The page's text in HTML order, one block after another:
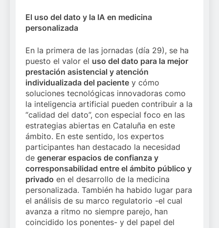
El uso del dato y la IA en medicina
personalizada
En la primera de las jornadas (día 29), se ha
puesto el valor el uso del dato para la mejor
prestación asistencial y atención
individualizada del paciente y cómo
soluciones tecnológicas innovadoras como
la inteligencia artificial pueden contribuir a la
“calidad del dato”, con especial foco en las
estrategias abiertas en Cataluña en este
ámbito. En este sentido, los expertos
participantes han destacado la necesidad
de generar espacios de confianza y
corresponsabilidad entre el ámbito público y
privado en el desarrollo de la medicina
personalizada. También ha habido lugar para
el análisis de su marco regulatorio -el cual
avanza a ritmo no siempre parejo, han
coincidido los ponentes- y del papel del